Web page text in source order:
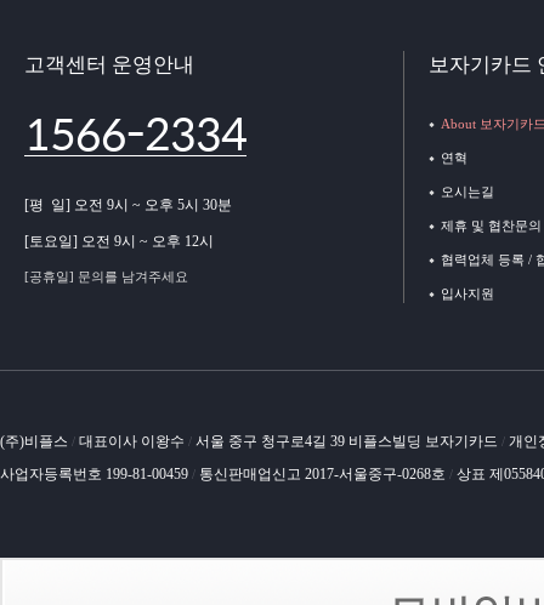
고객센터 운영안내
1566-2334
[평 일] 오전 9시 ~ 오후 5시 30분
[토요일] 오전 9시 ~ 오후 12시
[공휴일] 문의를 남겨주세요
보자기카드
About 보자기카
연혁
오시는길
제휴 및 협찬문의
협력업체 등록 /
입사지원
(주)비플스 / 대표이사 이왕수 / 서울 중구 청구로4길 39 비플스빌딩 보자기카드 / 개인
사업자등록번호 199-81-00459 / 통신판매업신고 2017-서울중구-0268호 / 상표 제